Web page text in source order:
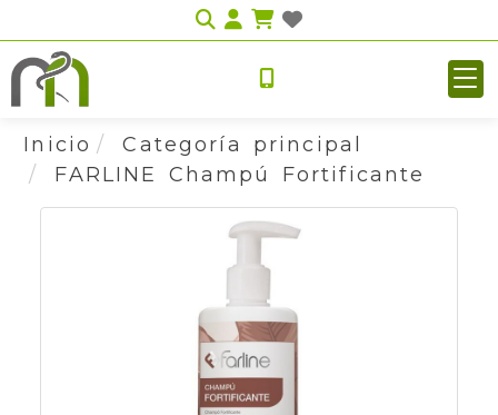
Identifícate
Inicio
Categoría principal
FARLINE Champú Fortificante